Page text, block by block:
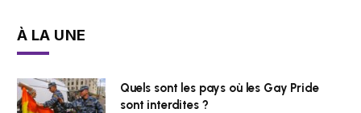
À LA UNE
Quels sont les pays où les Gay Pride
sont interdites ?